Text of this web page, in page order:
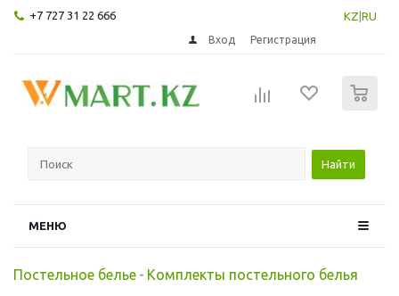
+7 727 31 22 666 KZ RU
Вход Регистрация
Найти
МЕНЮ
Постельное белье - Комплекты постельного белья